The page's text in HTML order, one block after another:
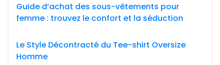
Guide d’achat des sous-vêtements pour
femme : trouvez le confort et la séduction
Le Style Décontracté du Tee-shirt Oversize
Homme